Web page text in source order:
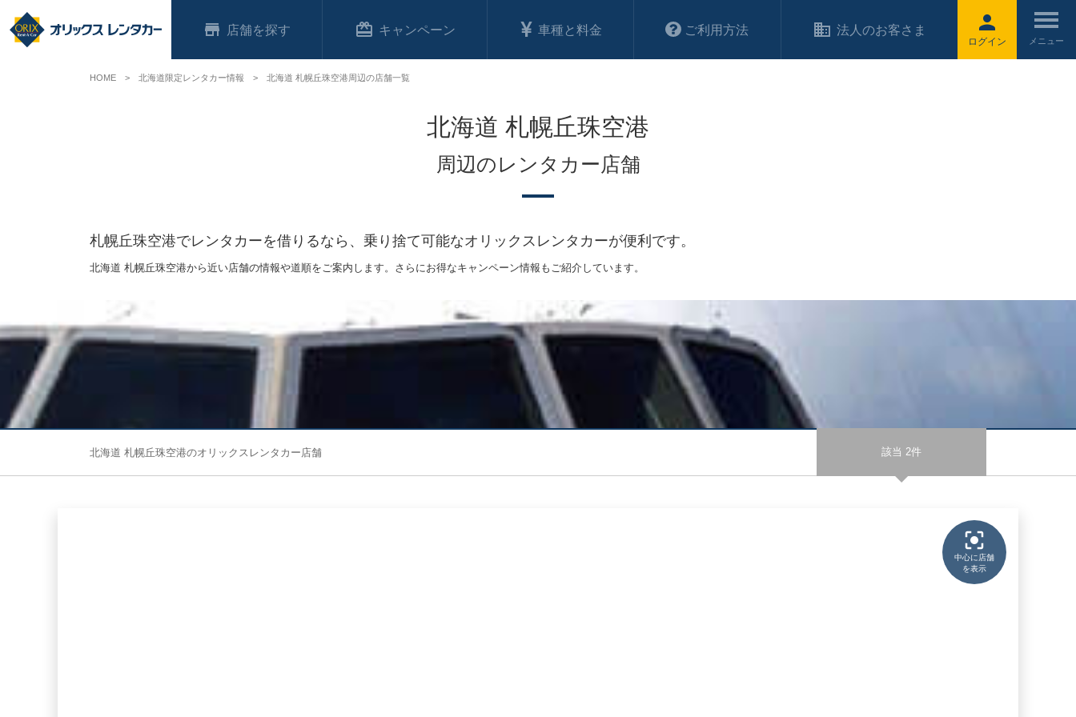
ログイン
店舗 キャンペーン 車種と料金 ご利用方法 法人のお客さま
北海道 札幌丘珠空港
周辺のレンタカー店舗
札幌丘珠空港でレンタカーを借りるなら、乗り捨て可能なオリックスレンタカーが便利です。
北海道 札幌丘珠空港から近い店舗の情報や道順をご案内します。さらにお得なキャンペーン情報もご紹介しています。
該当 2件
北海道 札幌丘珠空港のオリックスレンタカー店舗
中心に店舗
を表示
HOME 北海道限定レンタカー情報 北海道 札幌丘珠空港周辺の店舗一覧